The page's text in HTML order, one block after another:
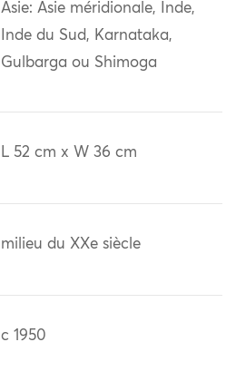
Asie: Asie méridionale, Inde,
Inde du Sud, Karnataka,
Gulbarga ou Shimoga
L 52 cm x W 36 cm
milieu du XXe siècle
c 1950